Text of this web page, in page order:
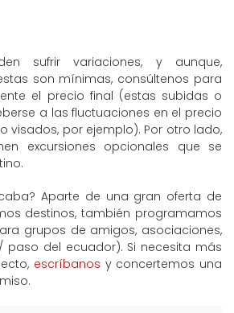
sufrir variaciones, y aunque,
son mínimas, consúltenos para
el precio final (estas subidas o
a las fluctuaciones en el precio
visados, por ejemplo). Por otro lado,
excursiones opcionales que se
Aparte de una gran oferta de
destinos, también programamos
grupos de amigos, asociaciones,
paso del ecuador). Si necesita más
escríbanos y concertemos una